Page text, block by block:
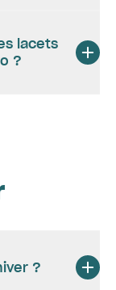
lacets
?
?